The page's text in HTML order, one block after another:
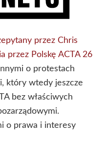
przez Chris
przez Polskę ACTA 26
o protestach
który wtedy jeszcze
bez właściwych
o prawa i interesy